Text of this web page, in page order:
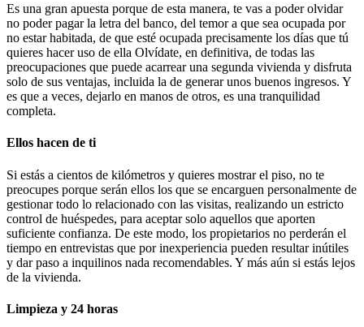
Es una gran apuesta porque de esta manera, te vas a poder olvidar
no poder pagar la letra del banco, del temor a que sea ocupada por
no estar habitada, de que esté ocupada precisamente los días que tú
quieres hacer uso de ella Olvídate, en definitiva, de todas las
preocupaciones que puede acarrear una segunda vivienda y disfruta
solo de sus ventajas, incluida la de generar unos buenos ingresos. Y
es que a veces, dejarlo en manos de otros, es una tranquilidad
completa.
Ellos hacen de ti
Si estás a cientos de kilómetros y quieres mostrar el piso, no te
preocupes porque serán ellos los que se encarguen personalmente de
gestionar todo lo relacionado con las visitas, realizando un estricto
control de huéspedes, para aceptar solo aquellos que aporten
suficiente confianza. De este modo, los propietarios no perderán el
tiempo en entrevistas que por inexperiencia pueden resultar inútiles
y dar paso a inquilinos nada recomendables. Y más aún si estás lejos
de la vivienda.
Limpieza y 24 horas